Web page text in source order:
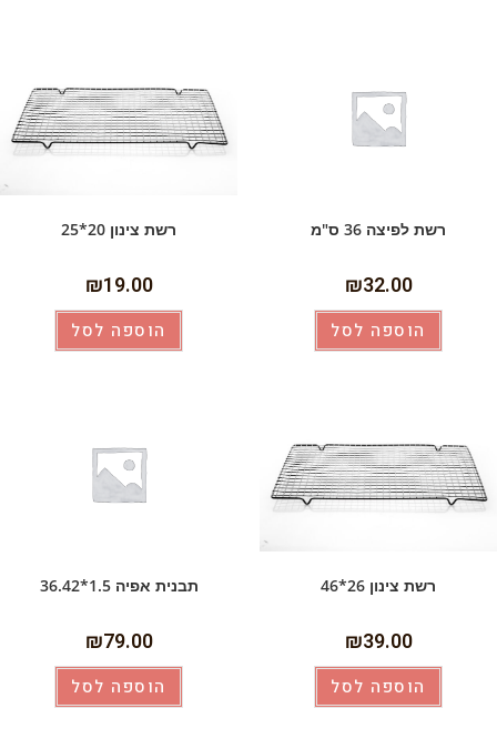
רשת לפיצה 36 ס"מ
₪32.00
הוספה לסל
רשת צינון 20*25
₪19.00
הוספה לסל
רשת צינון 26*46
₪39.00
הוספה לסל
תבנית אפיה 1.5*36.42
₪79.00
הוספה לסל